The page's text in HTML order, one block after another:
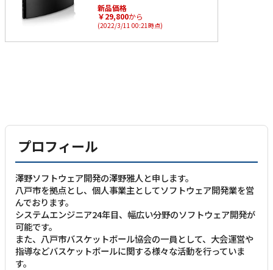
新品価格
￥29,800から
(2022/3/11 00:21時点)
プロフィール
澤野ソフトウェア開発の澤野雅人と申します。
八戸市を拠点とし、個人事業主としてソフトウェア開発業を営
んでおります。
システムエンジニア24年目、幅広い分野のソフトウェア開発が
可能です。
また、八戸市バスケットボール協会の一員として、大会運営や
指導などバスケットボールに関する様々な活動を行っていま
す。